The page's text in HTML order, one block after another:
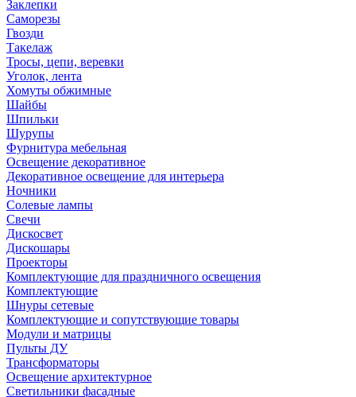
Заклепки
Саморезы
Гвозди
Такелаж
Тросы, цепи, веревки
Уголок, лента
Хомуты обжимные
Шайбы
Шпильки
Шурупы
Фурнитура мебельная
Освещение декоративное
Декоративное освещение для интерьера
Ночники
Солевые лампы
Свечи
Дискосвет
Дискошары
Проекторы
Комплектующие для праздничного освещения
Комплектующие
Шнуры сетевые
Комплектующие и сопутствующие товары
Модули и матрицы
Пульты ДУ
Трансформаторы
Освещение архитектурное
Светильники фасадные